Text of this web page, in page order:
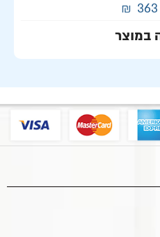
363
₪
במוצר